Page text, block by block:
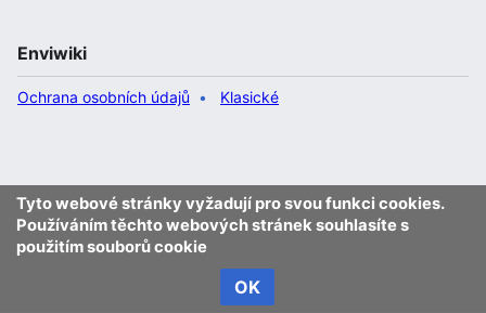
Tyto webové stránky vyžadují pro svou funkci cookies.
Používáním těchto webových stránek souhlasíte s
použitím souborů cookie
OK
Enviwiki
Ochrana osobních údajů Klasické